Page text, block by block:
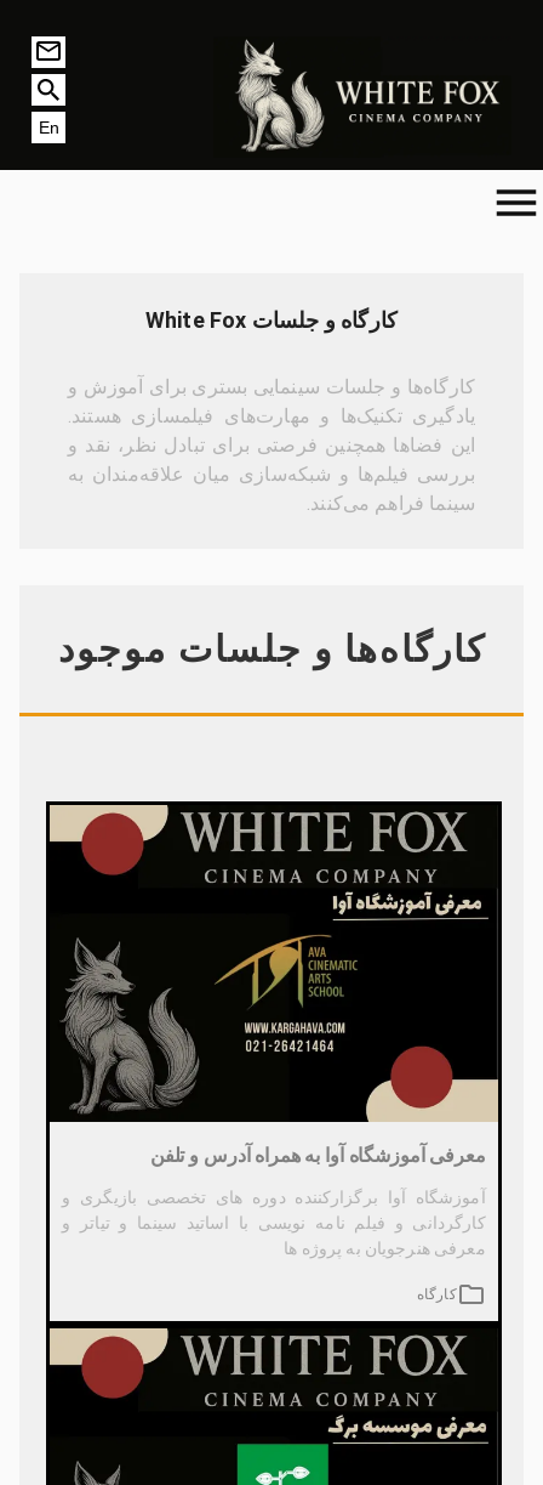
En
کارگاه و جلسات White Fox
کارگاه‌ها و جلسات سینمایی بستری برای آموزش و
یادگیری تکنیک‌ها و مهارت‌های فیلمسازی هستند.
این فضاها همچنین فرصتی برای تبادل نظر، نقد و
بررسی فیلم‌ها و شبکه‌سازی میان علاقه‌مندان به
سینما فراهم می‌کنند.
کارگاه‌ها و جلسات موجود
معرفی آموزشگاه آوا به همراه آدرس و تلفن
آموزشگاه آوا برگزارکننده دوره های تخصصی بازیگری و
کارگردانی و فیلم نامه نویسی با اساتید سینما و تیاتر و
معرفی هنرجویان به پروژه ها
کارگاه